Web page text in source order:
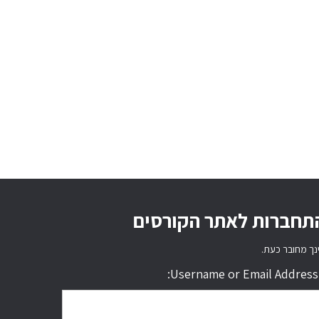
לאתר הקורסים
מחובר כעת.
Username or Email Address: